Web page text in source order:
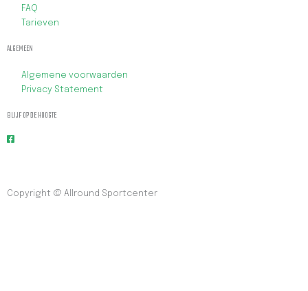
FAQ
Tarieven
ALGEMEEN
Algemene voorwaarden
Privacy Statement
BLIJF OP DE HOOGTE
Copyright @ Allround Sportcenter